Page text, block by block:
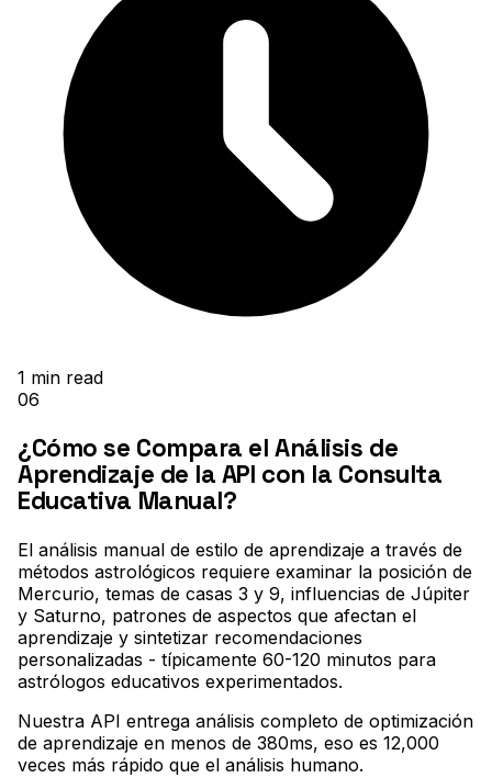
1 min read
06
¿Cómo se Compara el Análisis de
Aprendizaje de la API con la Consulta
Educativa Manual?
El análisis manual de estilo de aprendizaje a través de
métodos astrológicos requiere examinar la posición de
Mercurio, temas de casas 3 y 9, influencias de Júpiter
y Saturno, patrones de aspectos que afectan el
aprendizaje y sintetizar recomendaciones
personalizadas - típicamente 60-120 minutos para
astrólogos educativos experimentados.
Nuestra API entrega análisis completo de optimización
de aprendizaje en menos de 380ms, eso es 12,000
veces más rápido que el análisis humano.